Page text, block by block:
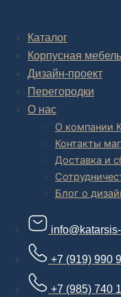
Каталог
Корпусная мебель
Дизайн-проект
Перегородки
О нас
О компании
Контакты
Доставка и
Блог о
+7 (919) 990
+7 (985) 740
дизайн проекта
В салоне мебелии
есть и готовые товары,
корпусная мебель на